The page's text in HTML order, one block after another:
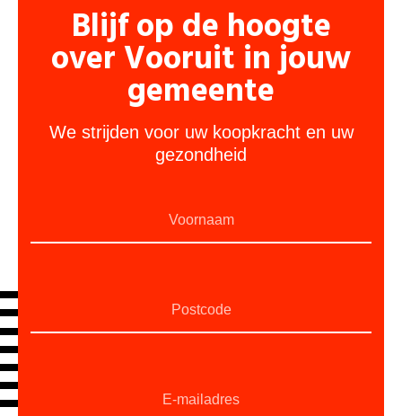
Blijf op de hoogte
over Vooruit in jouw
gemeente
We strijden voor uw koopkracht en uw
gezondheid